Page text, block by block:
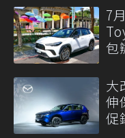
7
包
大
伸
促